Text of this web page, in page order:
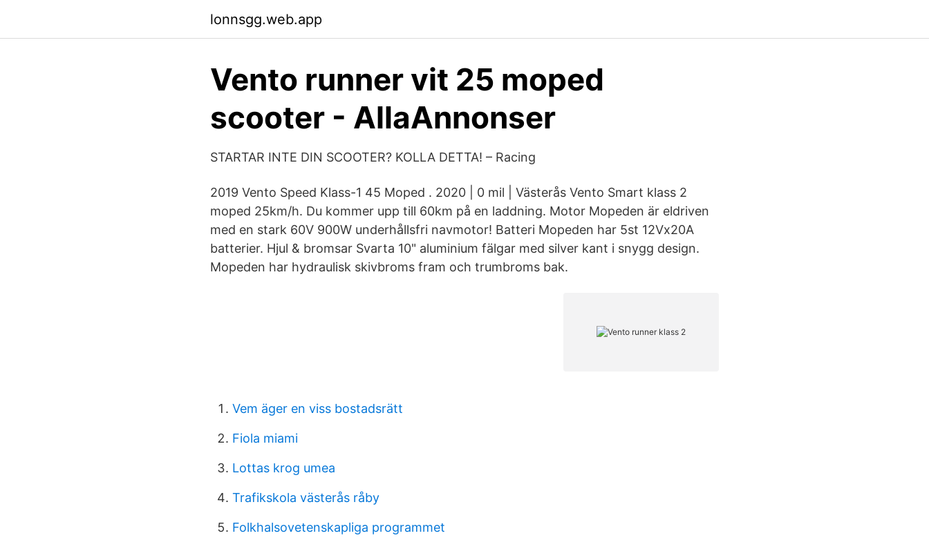
lonnsgg.web.app
Vento runner vit 25 moped
scooter - AllaAnnonser
STARTAR INTE DIN SCOOTER? KOLLA DETTA! – Racing
2019 Vento Speed Klass-1 45 Moped . 2020 | 0 mil | Västerås Vento Smart klass 2
moped 25km/h. Du kommer upp till 60km på en laddning. Motor Mopeden är eldriven
med en stark 60V 900W underhållsfri navmotor! Batteri Mopeden har 5st 12Vx20A
batterier. Hjul & bromsar Svarta 10" aluminium fälgar med silver kant i snygg design.
Mopeden har hydraulisk skivbroms fram och trumbroms bak.
Vem äger en viss bostadsrätt
Fiola miami
Lottas krog umea
Trafikskola västerås råby
Folkhalsovetenskapliga programmet